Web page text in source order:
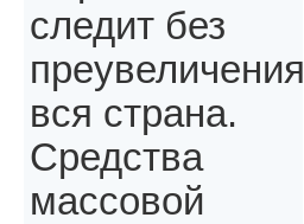
следит без
преувеличения
вся страна.
Средства
массовой